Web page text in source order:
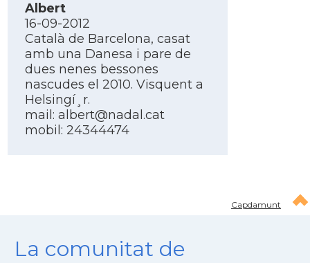
Albert
16-09-2012
Català de Barcelona, casat
amb una Danesa i pare de
dues nenes bessones
nascudes el 2010. Visquent a
Helsingí¸r.
mail: albert@nadal.cat
mobil: 24344474
Capdamunt
La comunitat de